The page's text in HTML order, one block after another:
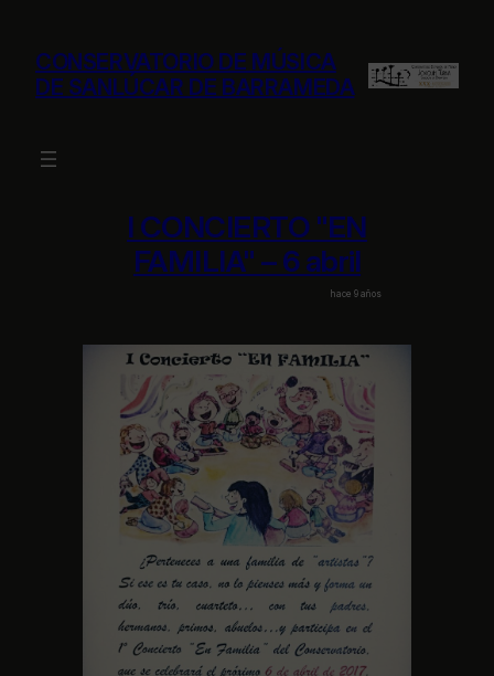
contenido
CONSERVATORIO DE MÚSICA
DE SANLÚCAR DE BARRAMEDA
I CONCIERTO "EN
FAMILIA" – 6 abril
hace 9 años